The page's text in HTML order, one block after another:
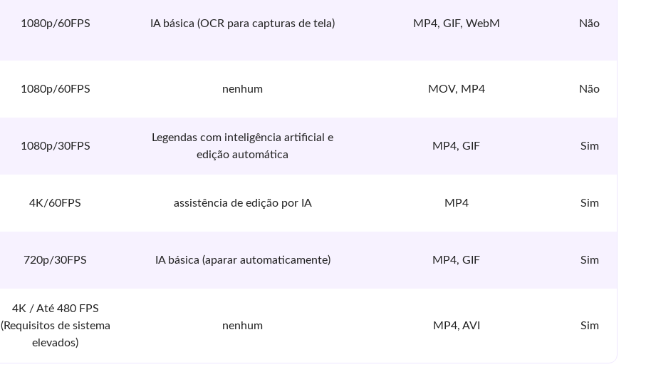
1080p/60FPS IA básica (OCR para capturas de tela) MP4, GIF, WebM Não
1080p/60FPS nenhum MOV, MP4 Não
1080p/30FPS
Legendas com inteligência artificial e
edição automática
MP4, GIF Sim
4K/60FPS assistência de edição por IA MP4 Sim
720p/30FPS IA básica (aparar automaticamente) MP4, GIF Sim
4K / Até 480 FPS
(Requisitos de sistema
elevados)
nenhum MP4, AVI Sim